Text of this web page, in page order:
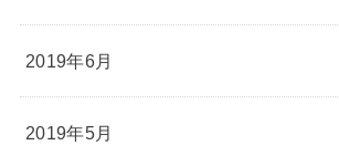
2019年6月
2019年5月